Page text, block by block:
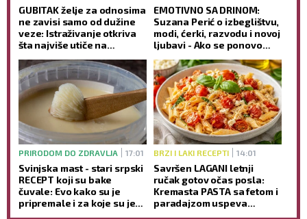
GUBITAK želje za odnosima
ne zavisi samo od dužine
veze: Istraživanje otkriva
šta najviše utiče na
EMOTIVNO SA DRINOM:
Suzana Perić o izbeglištvu,
modi, ćerki, razvodu i novoj
ljubavi - Ako se ponovo
(VIDEO)
PRIRODOM DO ZDRAVLJA 17:01
Svinjska mast - stari srpski
RECEPT koji su bake
čuvale: Evo kako su je
pripremale i za koje su je
BRZI I LAKI RECEPTI 14:01
Savršen LAGANI letnji
ručak gotov očas posla:
Kremasta PASTA sa fetom i
paradajzom uspeva